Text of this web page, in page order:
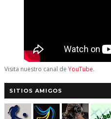
Visita nuestro canal de YouTube.
SITIOS AMIGOS